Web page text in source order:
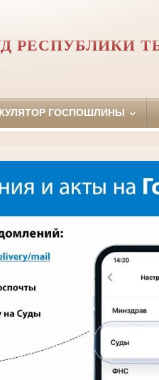
РЕСПУБЛИКИ
ГОСПОШЛИНЫ